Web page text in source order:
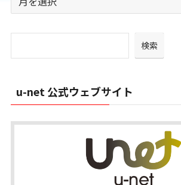
ー
ブ
検索
u-net 公式ウェブサイト